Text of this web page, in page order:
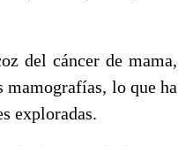
del cáncer de mama,
mamografías, lo que ha
exploradas.